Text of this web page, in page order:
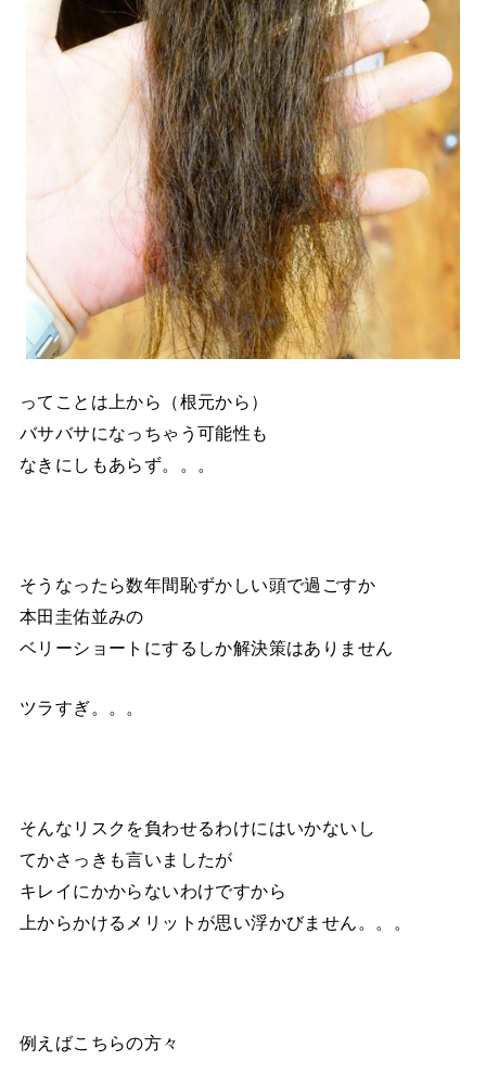
ってことは上から（根元から）
バサバサになっちゃう可能性も
なきにしもあらず。。。
そうなったら数年間恥ずかしい頭で過ごすか
本田圭佑並みの
ベリーショートにするしか解決策はありません
ツラすぎ。。。
そんなリスクを負わせるわけにはいかないし
てかさっきも言いましたが
キレイにかからないわけですから
上からかけるメリットが思い浮かびません。。。
例えばこちらの方々